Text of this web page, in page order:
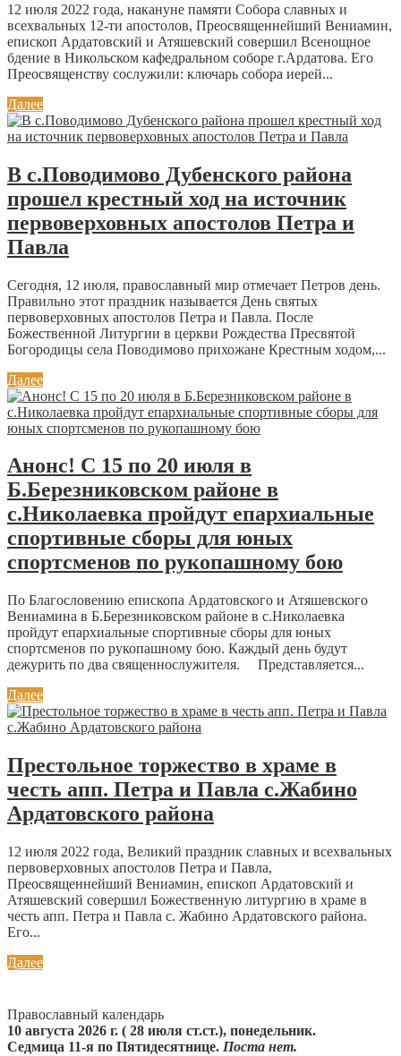
12 июля 2022 года, накануне памяти Собора славных и
всехвальных 12-ти апостолов, Преосвященнейший Вениамин,
епископ Ардатовский и Атяшевский совершил Всенощное
бдение в Никольском кафедральном соборе г.Ардатова. Его
Преосвященству сослужили: ключарь собора иерей...
Далее
В с.Поводимово Дубенского района
прошел крестный ход на источник
первоверховных апостолов Петра и
Павла
Сегодня, 12 июля, православный мир отмечает Петров день.
Правильно этот праздник называется День святых
первоверховных апостолов Петра и Павла. После
Божественной Литургии в церкви Рождества Пресвятой
Богородицы села Поводимово прихожане Крестным ходом,...
Далее
Анонс! С 15 по 20 июля в
Б.Березниковском районе в
с.Николаевка пройдут епархиальные
спортивные сборы для юных
спортсменов по рукопашному бою
По Благословению епископа Ардатовского и Атяшевского
Вениамина в Б.Березниковском районе в с.Николаевка
пройдут епархиальные спортивные сборы для юных
спортсменов по рукопашному бою. Каждый день будут
дежурить по два священнослужителя. Представляется...
Далее
Престольное торжество в храме в
честь апп. Петра и Павла с.Жабино
Ардатовского района
12 июля 2022 года, Великий праздник славных и всехвальных
первоверховных апостолов Петра и Павла,
Преосвященнейший Вениамин, епископ Ардатовский и
Атяшевский совершил Божественную литургию в храме в
честь апп. Петра и Павла с. Жабино Ардатовского района.
Его...
Далее
Православный календарь
10 августа 2026 г. ( 28 июля ст.ст.), понедельник.
Седмица 11-я по Пятидесятнице. Поста нет.